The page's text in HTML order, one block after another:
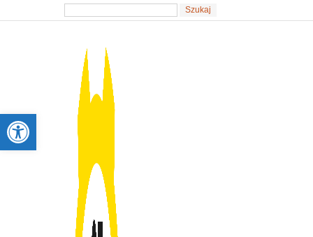
Otwórz pasek narzędzi